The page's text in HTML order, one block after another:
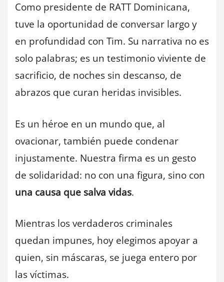
Como presidente de RATT Dominicana,
tuve la oportunidad de conversar largo y
en profundidad con Tim. Su narrativa no es
solo palabras; es un testimonio viviente de
sacrificio, de noches sin descanso, de
abrazos que curan heridas invisibles.
Es un héroe en un mundo que, al
ovacionar, también puede condenar
injustamente. Nuestra firma es un gesto
de solidaridad: no con una figura, sino con
una causa que salva vidas.
Mientras los verdaderos criminales
quedan impunes, hoy elegimos apoyar a
quien, sin máscaras, se juega entero por
las víctimas.